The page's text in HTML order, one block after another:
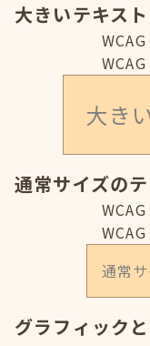
大きいテキスト
WCAG
WCAG
大き
通常サイズの
WCAG
WCAG
通常
グラフィック